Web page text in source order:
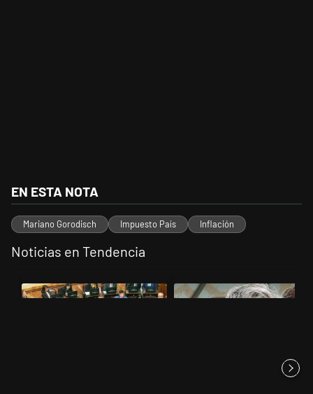
EN ESTA NOTA
Mariano Gorodisch Impuesto País Inflación
Noticias en Tendencia
Un artículo de tendencia con el título "La Rosada busca culpables
Un artículo de tendencia con el